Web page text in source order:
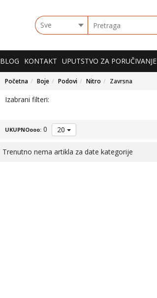
Choose
group
BLOG KONTAKT UPUTSTVO ZA PORUČIVANJE
Početna Boje Podovi Nitro Zavrsna
Izabrani filteri:
UKUPNOooo:0 20
Trenutno nema artikla za date kategorije